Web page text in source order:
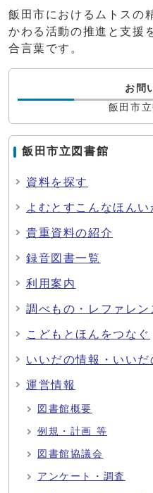
飯田市におけるムトスの
かわる活動の推進と支援
合言葉です。
お問
飯田市
飯田市立図書館
資料を探す
よむとすこんなほんい
貴重資料の紹介
録音図書一覧
利用案内
調べもの・レファレン
こどもとほんをつなぐ
いいだの情報・いいだ
運営情報
図書館概要
例規・計画 等
図書館協議会
アンケート・調査